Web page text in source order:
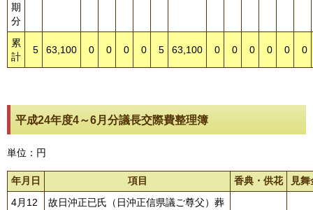
期
分
累
計
5 63,100 0 0 0 0 5 63,100 0 0 0 0 0 0
平成24年度4～6月分議長交際費整理簿
単位：円
年月日 項目 香典・供花
見舞
4月12
故日沖正已氏（日沖正信県議ご尊父）葬